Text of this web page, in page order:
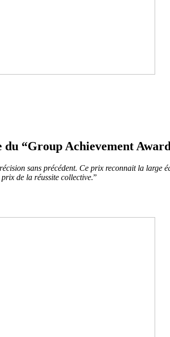
du “Group Achievement
sans précédent. Ce prix reconnait la large
de la réussite collective.”